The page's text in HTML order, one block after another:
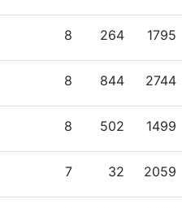
8 264 1795
8 844 2744
8 502 1499
7 32 2059